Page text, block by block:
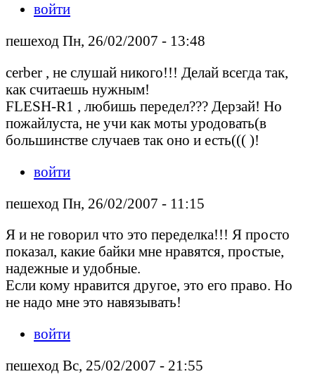
войти
пешеход Пн, 26/02/2007 - 13:48
cerber , не слушай никого!!! Делай всегда так,
как считаешь нужным!
FLESH-R1 , любишь передел??? Дерзай! Но
пожайлуста, не учи как моты уродовать(в
большинстве случаев так оно и есть((( )!
войти
пешеход Пн, 26/02/2007 - 11:15
Я и не говорил что это переделка!!! Я просто
показал, какие байки мне нравятся, простые,
надежные и удобные.
Если кому нравится другое, это его право. Но
не надо мне это навязывать!
войти
пешеход Вс, 25/02/2007 - 21:55